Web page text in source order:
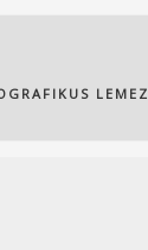
LEMEZ